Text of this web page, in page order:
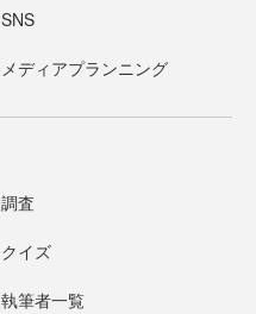
SNS
メディアプランニング
調査
クイズ
執筆者一覧